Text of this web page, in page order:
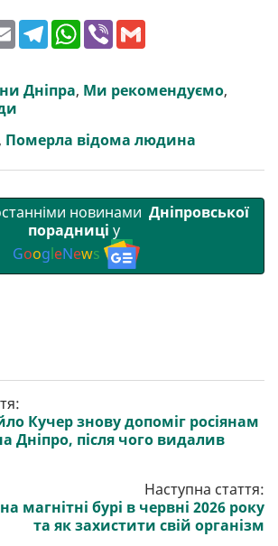
E
m
l
T
e
g
r
W
h
s
A
p
V
r l
Дніпра, Ми рекомендуємо,
Померла відома людина
новинами Дніпровської
порадниці у
GoogleNews
Кучер знову допоміг росіянам
Дніпро, після чого видалив
Наступна стаття:
магнітні бурі в червні 2026 року
та як захистити свій організм